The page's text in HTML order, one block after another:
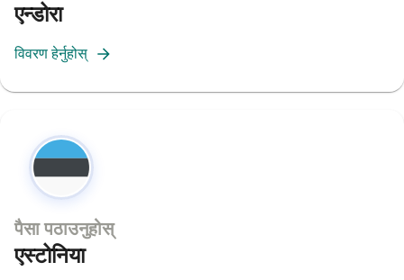
एन्डोरा
विवरण हेर्नुहोस्
पैसा पठाउनुहोस्
एस्टोनिया